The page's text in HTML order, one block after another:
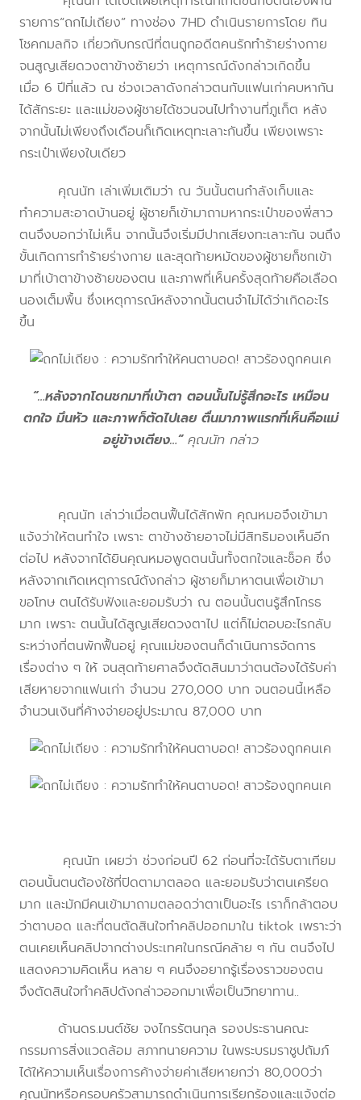
รายการ“ถกไม่เถียง” ทางช่อง 7HD ดำเนินรายการโดย ทิน
โชคกมลกิจ เกี่ยวกับกรณีที่ตนถูกอดีตคนรักทำร้ายร่างกาย
จนสูญเสียดวงตาข้างซ้ายว่า เหตุการณ์ดังกล่าวเกิดขึ้น
เมื่อ 6 ปีที่แล้ว ณ ช่วงเวลาดังกล่าวตนกับแฟนเก่าคบหากัน
ได้สักระยะ และแม่ของผู้ชายได้ชวนจนไปทำงานที่ภูเก็ต หลัง
จากนั้นไม่เพียงถึงเดือนก็เกิดเหตุทะเลาะกันขึ้น เพียงเพราะ
กระเป๋าเพียงใบเดียว
คุณนัท เล่าเพิ่มเติมว่า ณ วันนั้นตนกำลังเก็บและ
ทำความสะอาดบ้านอยู่ ผู้ชายก็เข้ามาถามหากระเป๋าของพี่สาว
ตนจึงบอกว่าไม่เห็น จากนั้นจึงเริ่มมีปากเสียงทะเลาะกัน จนถึง
ขั้นเกิดการทำร้ายร่างกาย และสุดท้ายหมัดของผู้ชายก็ชกเข้า
มาที่เบ้าตาข้างซ้ายของตน และภาพที่เห็นครั้งสุดท้ายคือเลือด
นองเต็มพื้น ซึ่งเหตุการณ์หลังจากนั้นตนจำไม่ได้ว่าเกิดอะไร
ขึ้น
“…หลังจากโดนชกมาที่เบ้าตา ตอนนั้นไม่รู้สึกอะไร เหมือน
ตกใจ มึนหัว และภาพก็ตัดไปเลย ตื่นมาภาพแรกที่เห็นคือแม่
อยู่ข้างเตียง…” คุณนัท กล่าว
คุณนัท เล่าว่าเมื่อตนฟื้นได้สักพัก คุณหมอจึงเข้ามา
แจ้งว่าให้ตนทำใจ เพราะ ตาข้างซ้ายอาจไม่มีสิทธิมองเห็นอีก
ต่อไป หลังจากได้ยินคุณหมอพูดตนนั้นทั้งตกใจและช็อค ซึ่ง
หลังจากเกิดเหตุการณ์ดังกล่าว ผู้ชายก็มาหาตนเพื่อเข้ามา
ขอโทษ ตนได้รับฟังและยอมรับว่า ณ ตอนนั้นตนรู้สึกโกรธ
มาก เพราะ ตนนั้นได้สูญเสียดวงตาไป แต่ก็ไม่ตอบอะไรกลับ
ระหว่างที่ตนพักฟื้นอยู่ คุณแม่ของตนก็ดำเนินการจัดการ
เรื่องต่าง ๆ ให้ จนสุดท้ายศาลจึงตัดสินมาว่าตนต้องได้รับค่า
เสียหายจากแฟนเก่า จำนวน 270,000 บาท จนตอนนี้เหลือ
จำนวนเงินที่ค้างจ่ายอยู่ประมาณ 87,000 บาท
คุณนัท เผยว่า ช่วงก่อนปี 62 ก่อนที่จะได้รับตาเทียม
ตอนนั้นตนต้องใช้ที่ปิดตามาตลอด และยอมรับว่าตนเครียด
มาก และมักมีคนเข้ามาถามตลอดว่าตาเป็นอะไร เราก็กล้าตอบ
ว่าตาบอด และที่ตนตัดสินใจทำคลิปออกมาใน tiktok เพราะว่า
ตนเคยเห็นคลิปจากต่างประเทศในกรณีคล้าย ๆ กัน ตนจึงไป
แสดงความคิดเห็น หลาย ๆ คนจึงอยากรู้เรื่องราวของตน
จึงตัดสินใจทำคลิปดังกล่าวออกมาเพื่อเป็นวิทยาทาน..
ด้านดร.มนต์ชัย จงไกรรัตนกุล รองประธานคณะ
กรรมการสิ่งแวดล้อม สภาทนายความ ในพระบรมราชูปถัมภ์
ได้ให้ความเห็นเรื่องการค้างจ่ายค่าเสียหายกว่า 80,000ว่า
คุณนัทหรือครอบครัวสามารถดำเนินการเรียกร้องและแจ้งต่อ